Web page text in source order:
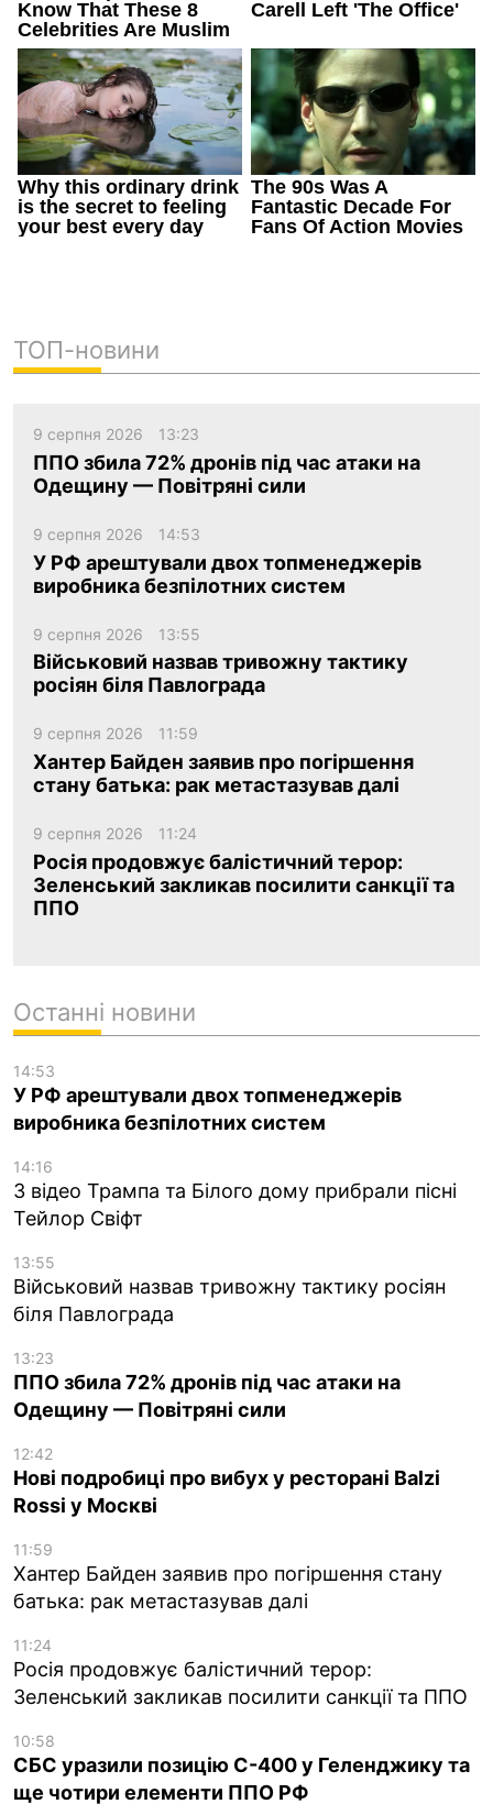
ТОП-новини
9 серпня 2026 13:23
ППО збила 72% дронів під час атаки на
Одещину — Повітряні сили
9 серпня 2026 14:53
У РФ арештували двох топменеджерів
виробника безпілотних систем
9 серпня 2026 13:55
Військовий назвав тривожну тактику
росіян біля Павлограда
9 серпня 2026 11:59
Хантер Байден заявив про погіршення
стану батька: рак метастазував далі
9 серпня 2026 11:24
Росія продовжує балістичний терор:
Зеленський закликав посилити санкції та
ППО
Останні новини
14:53
У РФ арештували двох топменеджерів
виробника безпілотних систем
14:16
З відео Трампа та Білого дому прибрали пісні
Тейлор Свіфт
13:55
Військовий назвав тривожну тактику росіян
біля Павлограда
13:23
ППО збила 72% дронів під час атаки на
Одещину — Повітряні сили
12:42
Нові подробиці про вибух у ресторані Balzi
Rossi у Москві
11:59
Хантер Байден заявив про погіршення стану
батька: рак метастазував далі
11:24
Росія продовжує балістичний терор:
Зеленський закликав посилити санкції та ППО
10:58
СБС уразили позицію С-400 у Геленджику та
ще чотири елементи ППО РФ